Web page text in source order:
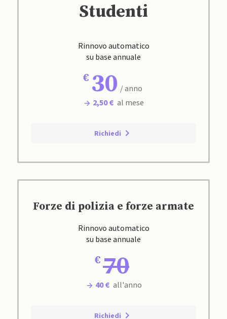
Studenti
Rinnovo automatico
su base annuale
30 / anno
2,50 € al mese
Richiedi
Forze di polizia e forze armate
Rinnovo automatico
su base annuale
70
40 € all'anno
Richiedi